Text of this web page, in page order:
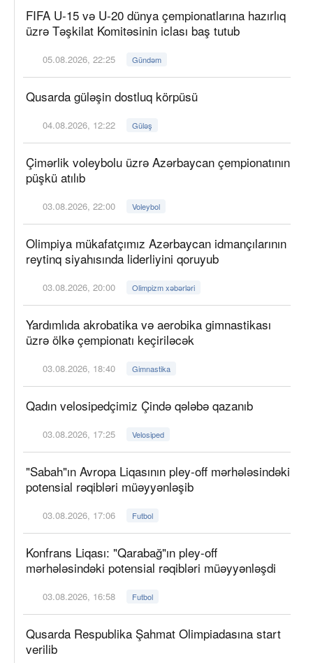
FIFA U-15 və U-20 dünya çempionatlarına hazırlıq
üzrə Təşkilat Komitəsinin iclası baş tutub
05.08.2026, 22:25 Gündəm
Qusarda güləşin dostluq körpüsü
04.08.2026, 12:22 Güləş
Çimərlik voleybolu üzrə Azərbaycan çempionatının
püşkü atılıb
03.08.2026, 22:00 Voleybol
Olimpiya mükafatçımız Azərbaycan idmançılarının
reytinq siyahısında liderliyini qoruyub
03.08.2026, 20:00 Olimpizm xəbərləri
Yardımlıda akrobatika və aerobika gimnastikası
üzrə ölkə çempionatı keçiriləcək
03.08.2026, 18:40 Gimnastika
Qadın velosipedçimiz Çində qələbə qazanıb
03.08.2026, 17:25 Velosiped
"Sabah"ın Avropa Liqasının pley-off mərhələsindəki
potensial rəqibləri müəyyənləşib
03.08.2026, 17:06 Futbol
Konfrans Liqası: "Qarabağ"ın pley-off
mərhələsindəki potensial rəqibləri müəyyənləşdi
03.08.2026, 16:58 Futbol
Qusarda Respublika Şahmat Olimpiadasına start
verilib